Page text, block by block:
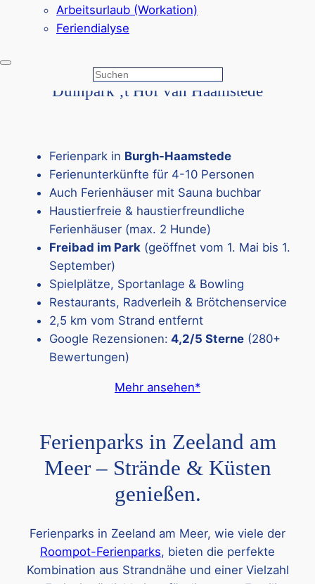
Arbeitsurlaub (Workation)
Feriendialyse
Suchen
Google Rezensionen:4,0/5 Sterne
Bewertungen)
Duinpark ‚t Hof van Haamstede
Ferienpark in Burgh-Haamstede
Ferienunterkünfte für 4-10 Personen
Auch Ferienhäuser mit Sauna buchbar
Haustierfreie & haustierfreundliche
Ferienhäuser (max. 2 Hunde)
Freibad im Park (geöffnet vom 1. Mai bis 1.
September)
Spielplätze, Sportanlage & Bowling
Restaurants, Radverleih & Brötchenservice
2,5 km vom Strand entfernt
Google Rezensionen: 4,2/5 Sterne (280+
Bewertungen)
Mehr ansehen*
Ferienparks in Zeeland am
Meer – Strände & Küsten
genießen.
Ferienparks in Zeeland am Meer, wie viele der
Roompot-Ferienparks, bieten die perfekte
Kombination aus Strandnähe und einer Vielzahl